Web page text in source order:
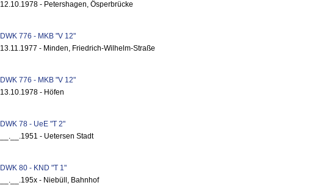
12.10.1978 - Petershagen, Ösperbrücke
DWK 776 - MKB "V 12"
13.11.1977 - Minden, Friedrich-Wilhelm-Straße
DWK 776 - MKB "V 12"
13.10.1978 - Höfen
DWK 78 - UeE "T 2"
__.__.1951 - Uetersen Stadt
DWK 80 - KND "T 1"
__.__.195x - Niebüll, Bahnhof